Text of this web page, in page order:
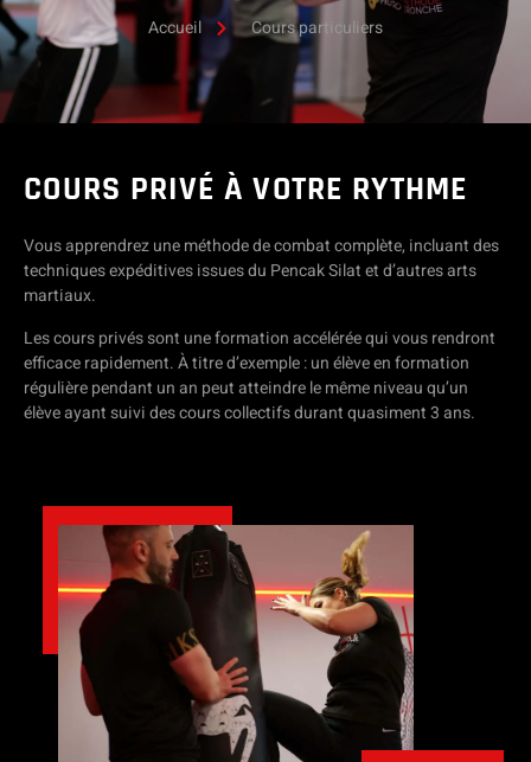
Accueil Cours particuliers
COURS PRIVÉ À VOTRE RYTHME
Vous apprendrez une méthode de combat complète, incluant des
techniques expéditives issues du Pencak Silat et d’autres arts
martiaux.
Les cours privés sont une formation accélérée qui vous rendront
efficace rapidement. À titre d’exemple : un élève en formation
régulière pendant un an peut atteindre le même niveau qu’un
élève ayant suivi des cours collectifs durant quasiment 3 ans.